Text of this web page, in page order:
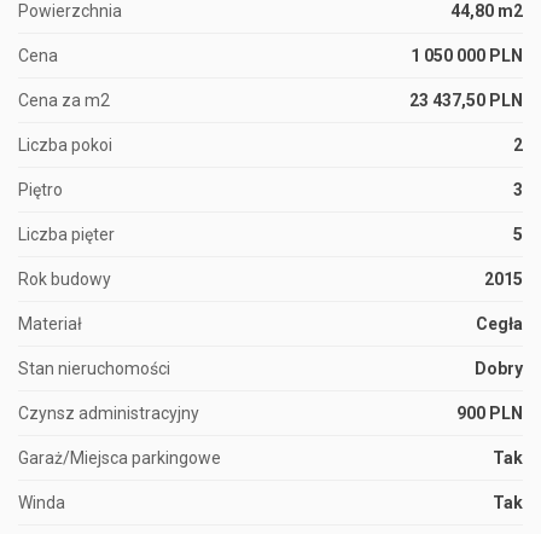
Powierzchnia 44,80 m2
Cena 1 050 000 PLN
Cena za m2 23 437,50 PLN
Liczba pokoi 2
Piętro 3
Liczba pięter 5
Rok budowy 2015
Materiał Cegła
Stan nieruchomości Dobry
Czynsz administracyjny 900 PLN
Garaż/Miejsca parkingowe Tak
Winda Tak